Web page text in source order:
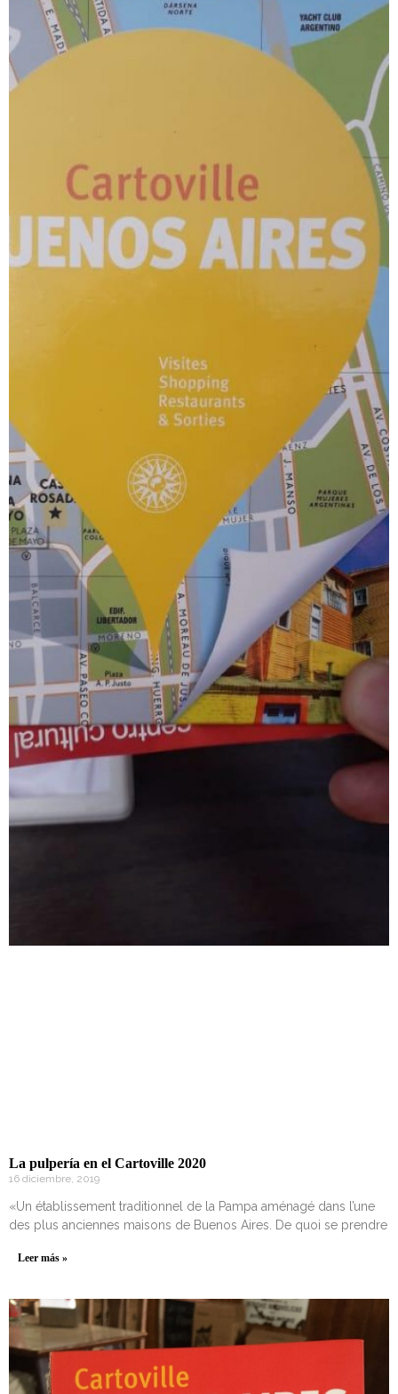
La pulpería en el Cartoville 2020
16 diciembre, 2019
«Un établissement traditionnel de la Pampa aménagé dans l’une
des plus anciennes maisons de Buenos Aires. De quoi se prendre
Leer más »